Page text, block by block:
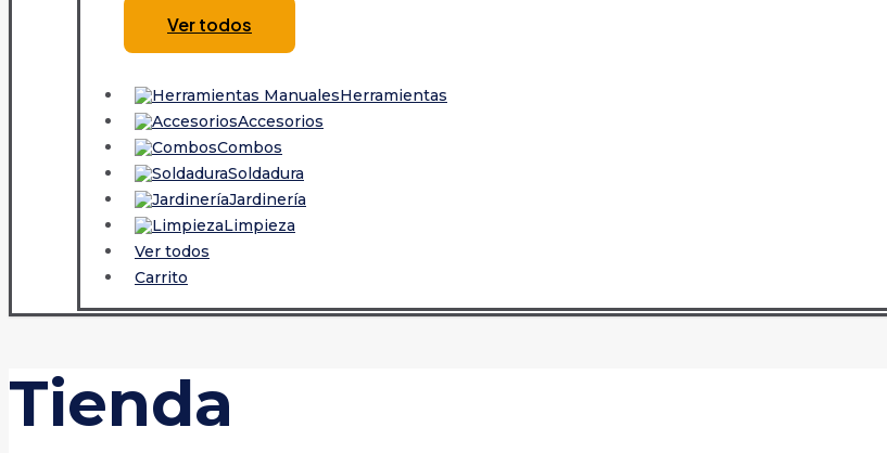
Ver todos
Herramientas
Accesorios
Combos
Soldadura
Jardinería
Limpieza
Ver todos
Carrito
Tienda